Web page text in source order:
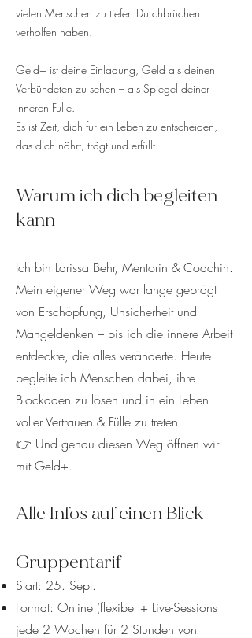
vielen Menschen zu tiefen Durchbrüchen
verholfen haben.
Geld+ ist deine Einladung, Geld als deinen
Verbündeten zu sehen – als Spiegel deiner
inneren Fülle.
Es ist Zeit, dich für ein Leben zu entscheiden,
das dich nährt, trägt und erfüllt.
Warum ich dich begleiten
kann
Ich bin Larissa Behr, Mentorin & Coachin.
Mein eigener Weg war lange geprägt
von Erschöpfung, Unsicherheit und
Mangeldenken – bis ich die innere Arbeit
entdeckte, die alles veränderte. Heute
begleite ich Menschen dabei, ihre
Blockaden zu lösen und in ein Leben
voller Vertrauen & Fülle zu treten.
👉 Und genau diesen Weg öffnen wir
mit Geld+.
Alle Infos auf einen Blick
​Gruppentarif
Start: 25. Sept.
Format: Online (flexibel + Live-Sessions
jede 2 Wochen für 2 Stunden von